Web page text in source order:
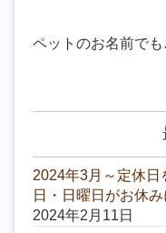
ペットのお名前でも
2024年3月～定休日
日・日曜日がお休み
2024年2月11日